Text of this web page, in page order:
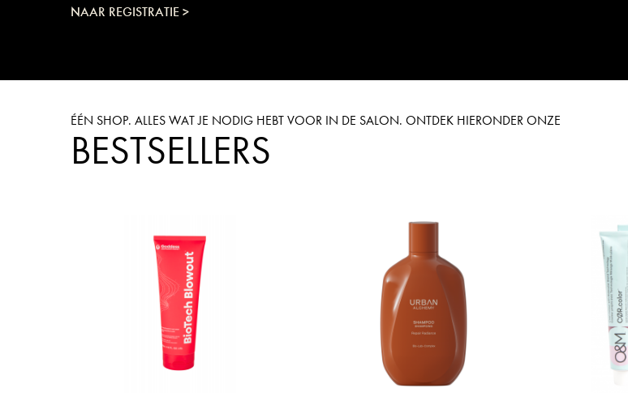
NAAR REGISTRATIE >
ÉÉN SHOP. ALLES WAT JE NODIG HEBT VOOR IN DE SALON. ONTDEK HIERONDER ONZE
BESTSELLERS